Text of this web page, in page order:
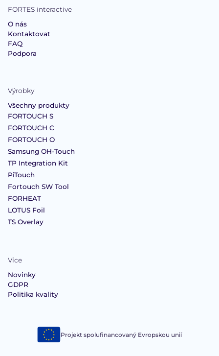
FORTES interactive
O nás
Kontaktovat
FAQ
Podpora
Výrobky
Všechny produkty
FORTOUCH S
FORTOUCH C
FORTOUCH O
Samsung OH-Touch
TP Integration Kit
PiTouch
Fortouch SW Tool
FORHEAT
LOTUS Foil
TS Overlay
Více
Novinky
GDPR
Politika kvality
Projekt spolufinancovaný Evropskou unií